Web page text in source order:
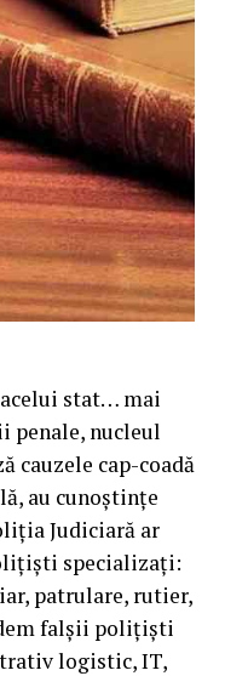
stat… mai
penale, nucleul
cauzele cap-coadă
au cunoștințe
Judiciară ar
specializați:
patrulare, rutier,
falșii polițiști
logistic, IT,